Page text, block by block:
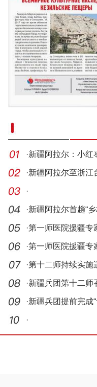
·新疆阿拉尔：小红
路
·新疆阿拉尔至浙江
冷
·
·新疆阿拉尔首趟“
·第一师医院援疆专
赠锦旗
·第一师医院援疆专
的
·第十二师持续实施
·新疆兵团第十二师
·新疆兵团提前完成
·